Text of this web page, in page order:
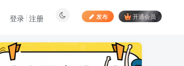
发布 开通会员
登录 注册
最新文章